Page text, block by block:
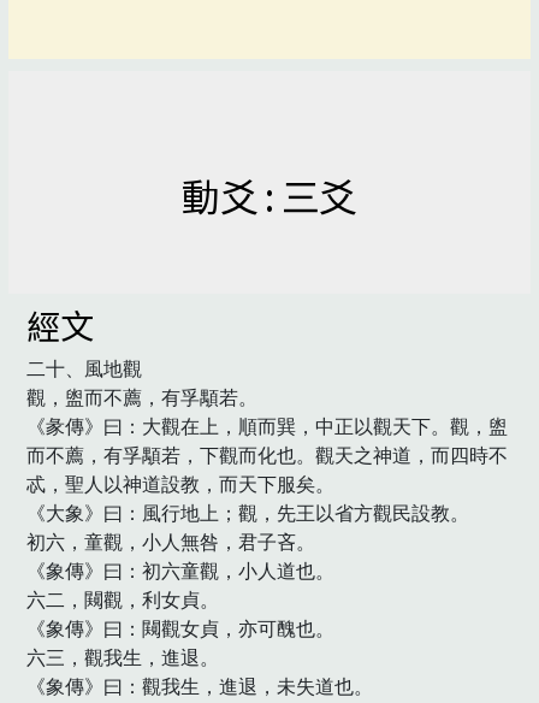
動爻 : 三爻
經文
二十、風地觀
觀，盥而不薦，有孚顒若。
《彖傳》曰：大觀在上，順而巽，中正以觀天下。觀，盥
而不薦，有孚顒若，下觀而化也。觀天之神道，而四時不
忒，聖人以神道設教，而天下服矣。
《大象》曰：風行地上；觀，先王以省方觀民設教。
初六，童觀，小人無咎，君子吝。
《象傳》曰：初六童觀，小人道也。
六二，闚觀，利女貞。
《象傳》曰：闚觀女貞，亦可醜也。
六三，觀我生，進退。
《象傳》曰：觀我生，進退，未失道也。